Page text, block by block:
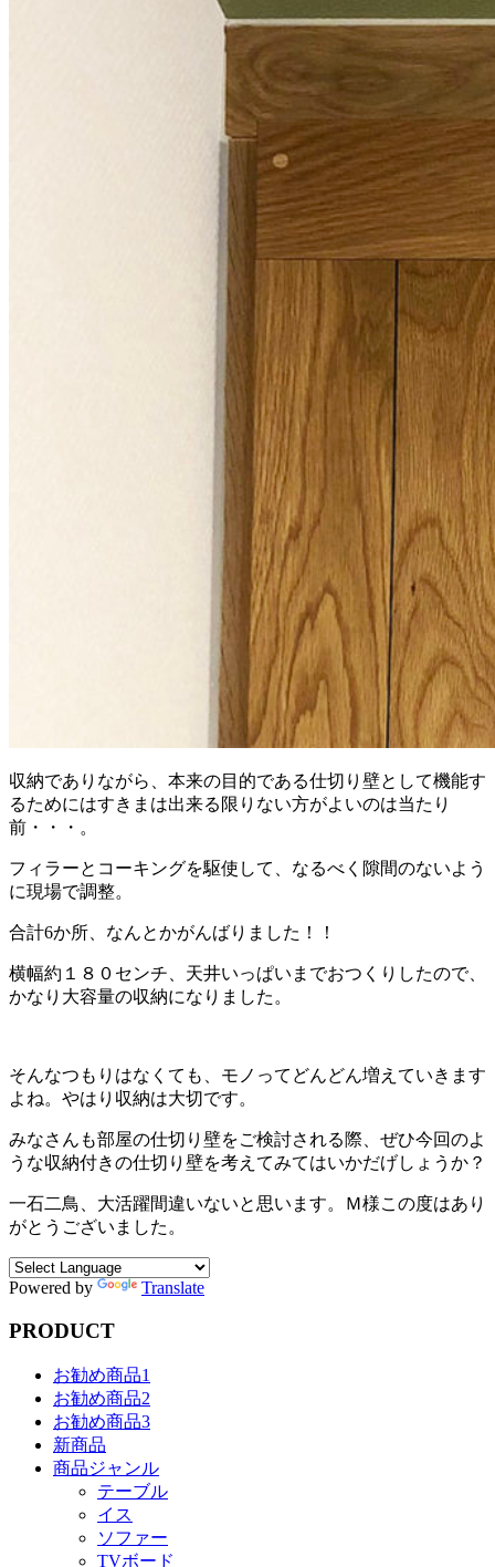
収納でありながら、本来の目的である仕切り壁として機能す
るためにはすきまは出来る限りない方がよいのは当たり
前・・・。
フィラーとコーキングを駆使して、なるべく隙間のないよう
に現場で調整。
合計6か所、なんとかがんばりました！！
横幅約１８０センチ、天井いっぱいまでおつくりしたので、
かなり大容量の収納になりました。
そんなつもりはなくても、モノってどんどん増えていきます
よね。やはり収納は大切です。
みなさんも部屋の仕切り壁をご検討される際、ぜひ今回のよ
うな収納付きの仕切り壁を考えてみてはいかだげしょうか？
一石二鳥、大活躍間違いないと思います。Ｍ様この度はあり
がとうございました。
Powered by Translate
PRODUCT
お勧め商品1
お勧め商品2
お勧め商品3
新商品
商品ジャンル
テーブル
イス
ソファー
TVボード